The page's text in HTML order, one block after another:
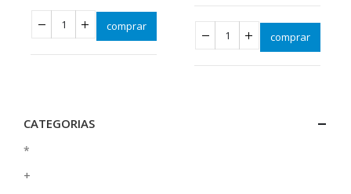
comprar
comprar
CATEGORIAS
*
+